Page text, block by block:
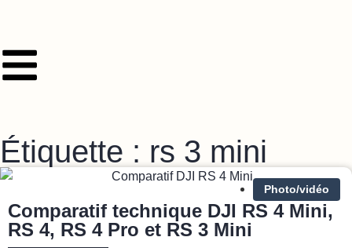
Étiquette : rs 3 mini
Photo/vidéo
Comparatif technique DJI RS 4 Mini,
RS 4, RS 4 Pro et RS 3 Mini